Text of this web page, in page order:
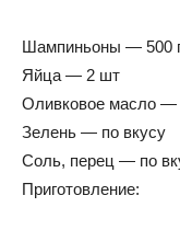
Шампиньоны — 500
Яйца — 2 шт
Оливковое масло —
Зелень — по вкусу
Соль, перец — по
Приготовление: